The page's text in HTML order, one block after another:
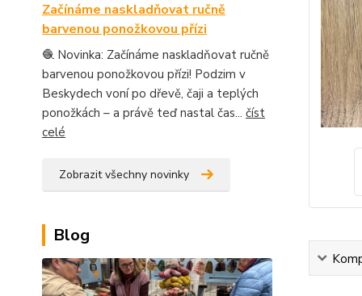
Začínáme naskladňovat ručně
barvenou ponožkovou přízi
🧶 Novinka: Začínáme naskladňovat ručně
barvenou ponožkovou přízi! Podzim v
Beskydech voní po dřevě, čaji a teplých
ponožkách – a právě teď nastal čas... číst
celé
Zobrazit všechny novinky
Blog